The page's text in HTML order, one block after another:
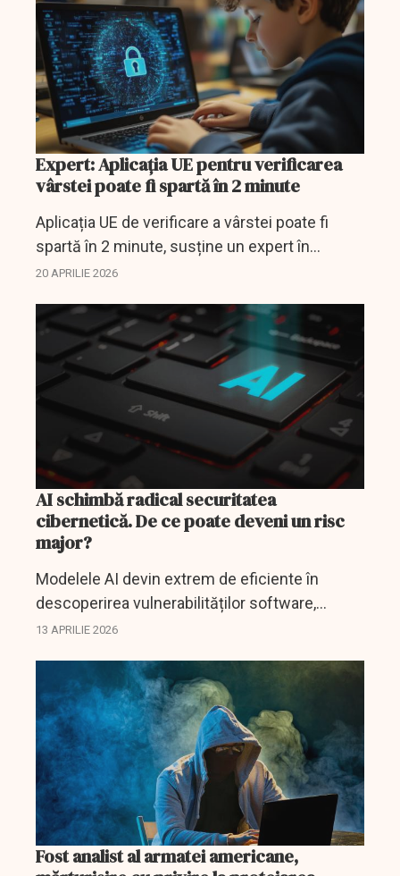
Expert: Aplicația UE pentru verificarea
vârstei poate fi spartă în 2 minute
Aplicația UE de verificare a vârstei poate fi
spartă în 2 minute, susține un expert în
securitate
20 APRILIE 2026
AI schimbă radical securitatea
cibernetică. De ce poate deveni un risc
major?
Modelele AI devin extrem de eficiente în
descoperirea vulnerabilităților software,
ridicând riscuri majore de securitate
13 APRILIE 2026
Fost analist al armatei americane,